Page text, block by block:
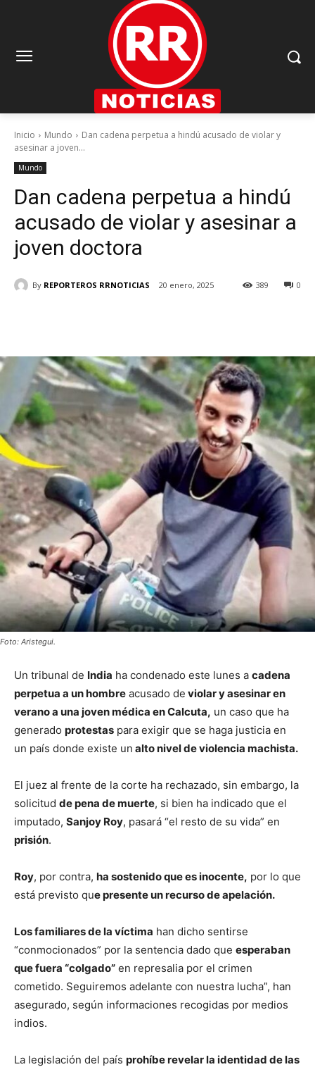
Inicio Mundo
Dan cadena perpetua a hindú acusado de violar y
asesinar a joven...
Mundo
Dan cadena perpetua a hindú
acusado de violar y asesinar a
joven doctora
By REPORTEROS RRNOTICIAS 20 enero, 2025 0
389
Foto: Aristegui.
Un tribunal de India ha condenado este lunes a cadena
perpetua a un hombre acusado de violar y asesinar en
verano a una joven médica en Calcuta, un caso que ha
generado protestas para exigir que se haga justicia en
un país donde existe un alto nivel de violencia machista.
El juez al frente de la corte ha rechazado, sin embargo, la
solicitud de pena de muerte, si bien ha indicado que el
imputado, Sanjoy Roy, pasará “el resto de su vida” en
prisión.
Roy, por contra, ha sostenido que es inocente, por lo que
está previsto que presente un recurso de apelación.
Los familiares de la víctima han dicho sentirse
“conmocionados” por la sentencia dado que esperaban
que fuera “colgado” en represalia por el crimen
cometido. Seguiremos adelante con nuestra lucha”, han
asegurado, según informaciones recogidas por medios
indios.
La legislación del país prohíbe revelar la identidad de las